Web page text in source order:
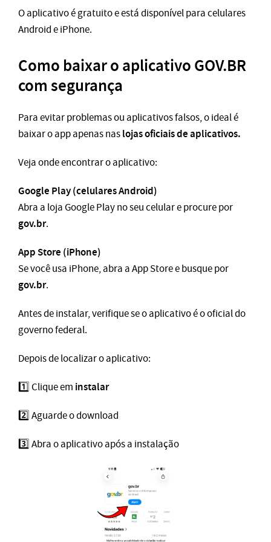
O aplicativo é gratuito e está disponível para celulares
Android e iPhone.
Como baixar o aplicativo GOV.BR
com segurança
Para evitar problemas ou aplicativos falsos, o ideal é
baixar o app apenas naslojas oficiais de aplicativos.
Veja onde encontrar o aplicativo:
Google Play (celulares Android)
Abra a loja Google Play no seu celular e procure por
gov.br.
App Store (iPhone)
Se você usa iPhone, abra a App Store e busque por
gov.br.
Antes de instalar, verifique se o aplicativo é o oficial do
governo federal.
Depois de localizar o aplicativo:
1️⃣ Clique em instalar
2️⃣ Aguarde o download
3️⃣ Abra o aplicativo após a instalação